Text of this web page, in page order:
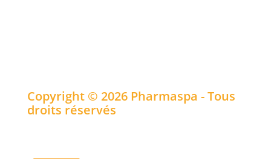
Copyright © 2026 Pharmaspa - Tous
droits réservés